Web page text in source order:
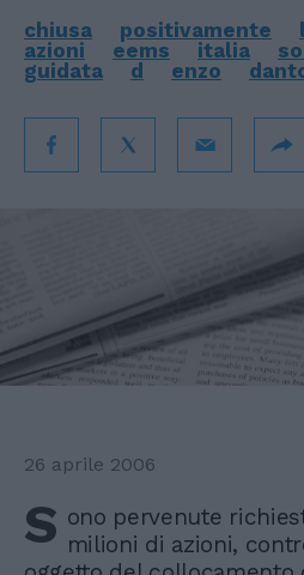
chiusa positivamente
azioni
eems italia
guidata
d enzo
26 aprile 2006
S ono pervenute
milioni di azioni,